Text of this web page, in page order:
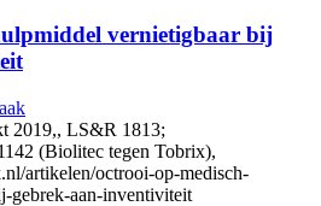
vernietigbaar bij
2019,, LS&R 1813;
(Biolitec tegen Tobrix),
artikelen/octrooi-op-medisch-
gebrek-aan-inventiviteit